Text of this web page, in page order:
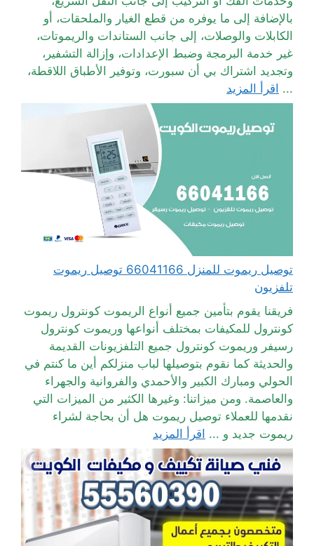
بالإضافة إلى ما يوفره من قطع الغيار والملحقات، أو
الكابلات والوصلات، إلى جانب الستاندات والريموتات،
غير خدمة البرمجة وضبط الإعدادات، وإزالة التشفير،
وتجديد اشتراك بي أن سبورت، وتوفير الأطباق اللاقطة،
... اقرأ المزيد
توصيل ريموت للمنزل 66041166 توصيل ريموت
تلفزيون
فريقنا يقوم بتأمين جميع أنواع الريموت كونترول ريموت
كونترول للمكيفات بمختلف أنواعها وريموت كونترول
رسيفر وريموت كونترول جميع التلفزيونات القديمة
والحديثة كما نقوم بتوصيلها لباب منزلكم أين ما كنتم في
الحولي ومبارك الكبير والأحمدي والفروانية والجهراء
والعاصمة. ومن ميزاتنا: وغيرها الكثير من الميزات التي
نقدمها للعملاء توصيل ريموت هل أن بحاجة لشراء
ريموت جديد و ... اقرأ المزيد